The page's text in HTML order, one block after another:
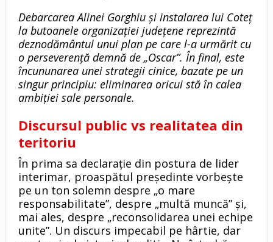
Debarcarea Alinei Gorghiu și instalarea lui Coteț
la butoanele organizației județene reprezintă
deznodământul unui plan pe care l-a urmărit cu
o perseverență demnă de „Oscar”. În final, este
încununarea unei strategii cinice, bazate pe un
singur principiu: eliminarea oricui stă în calea
ambiției sale personale.
Discursul public vs realitatea din
teritoriu
În prima sa declarație din postura de lider
interimar, proaspătul președinte vorbește
pe un ton solemn despre „o mare
responsabilitate”, despre „multă muncă” și,
mai ales, despre „reconsolidarea unei echipe
unite”. Un discurs impecabil pe hârtie, dar